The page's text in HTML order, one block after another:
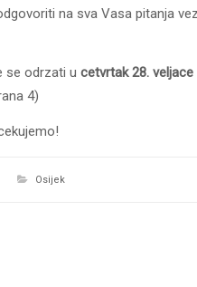
na sva Vasa pitanja
se odrzati u cetvrtak 28.
4)
Osijek